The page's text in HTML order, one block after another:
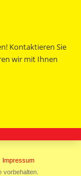
Kontaktieren Sie
wir mit Ihnen
Impressum
vorbehalten.